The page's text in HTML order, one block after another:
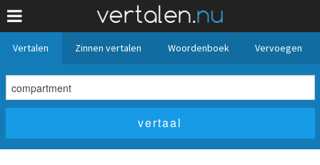
Vertalen Zinnen vertalen Woordenboek Vervoegen